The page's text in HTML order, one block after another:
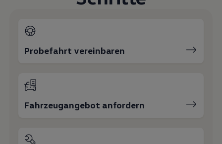
Probefahrt vereinbaren
Fahrzeugangebot anfordern